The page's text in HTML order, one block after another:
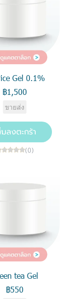
Gel 0.1%
฿1,500
ขายส่ง
ลงตะกร้า
(0)
tea Gel
฿550